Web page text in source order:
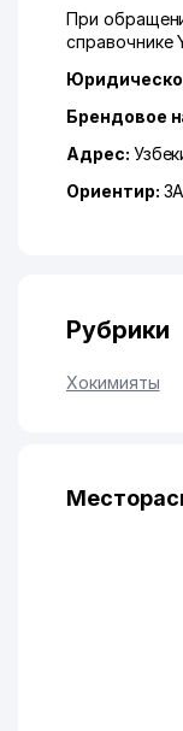
При
справочнике
Брендовое
Адрес:
Ориентир:
Рубрики
Хокимияты